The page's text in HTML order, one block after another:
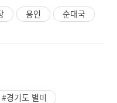
용인 순대국
#경기도 별미